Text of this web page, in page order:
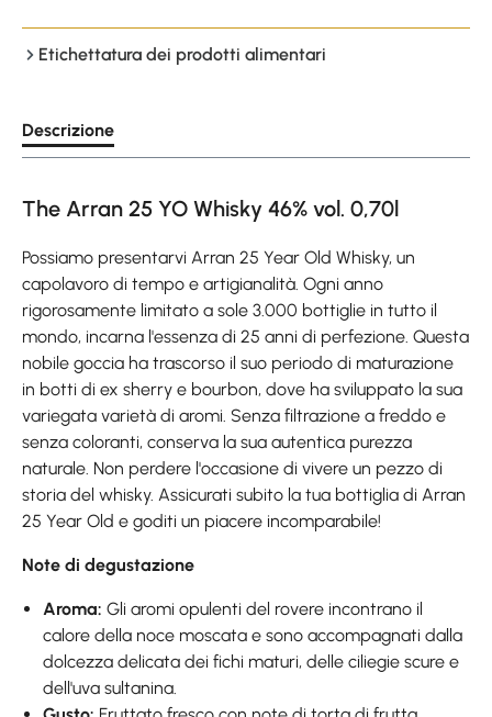
Etichettatura dei prodotti alimentari
Descrizione
The Arran 25 YO Whisky 46% vol. 0,70l
Possiamo presentarvi Arran 25 Year Old Whisky, un
capolavoro di tempo e artigianalità. Ogni anno
rigorosamente limitato a sole 3.000 bottiglie in tutto il
mondo, incarna l'essenza di 25 anni di perfezione. Questa
nobile goccia ha trascorso il suo periodo di maturazione
in botti di ex sherry e bourbon, dove ha sviluppato la sua
variegata varietà di aromi. Senza filtrazione a freddo e
senza coloranti, conserva la sua autentica purezza
naturale. Non perdere l'occasione di vivere un pezzo di
storia del whisky. Assicurati subito la tua bottiglia di Arran
25 Year Old e goditi un piacere incomparabile!
Note di degustazione
Aroma:Gli aromi opulenti del rovere incontrano il
calore della noce moscata e sono accompagnati dalla
dolcezza delicata dei fichi maturi, delle ciliegie scure e
dell'uva sultanina.